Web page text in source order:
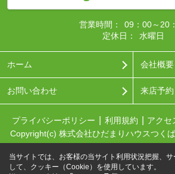
営業時間：
09：00～20
定休日：
水曜日
ホーム 会社概要
お問い合わせ 来店予約
プライバシーポリシー 利用規約 アクセ
Copyright(c) 株式会社ひだまりハウスつく
当サイトでは、お客様の当サイト利用状況把握、
して、クッキー（Cookie）を使用しています。